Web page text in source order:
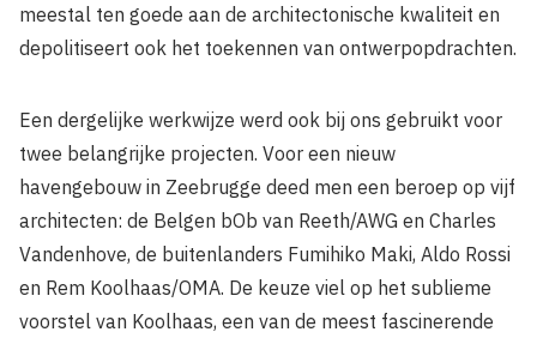
meestal ten goede aan de architectonische kwaliteit en
depolitiseert ook het toekennen van ontwerpopdrachten.
Een dergelijke werkwijze werd ook bij ons gebruikt voor
twee belangrijke projecten. Voor een nieuw
havengebouw in Zeebrugge deed men een beroep op vijf
architecten: de Belgen bOb van Reeth/AWG en Charles
Vandenhove, de buitenlanders Fumihiko Maki, Aldo Rossi
en Rem Koolhaas/OMA. De keuze viel op het sublieme
voorstel van Koolhaas, een van de meest fascinerende